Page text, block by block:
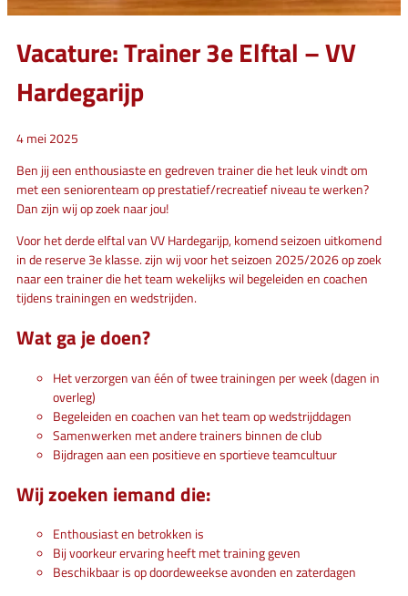
Vacature: Trainer 3e Elftal – VV
Hardegarijp
4 mei 2025
Ben jij een enthousiaste en gedreven trainer die het leuk vindt om
met een seniorenteam op prestatief/recreatief niveau te werken?
Dan zijn wij op zoek naar jou!
Voor het derde elftal van VV Hardegarijp, komend seizoen uitkomend
in de reserve 3e klasse. zijn wij voor het seizoen 2025/2026 op zoek
naar een trainer die het team wekelijks wil begeleiden en coachen
tijdens trainingen en wedstrijden.
Wat ga je doen?
Het verzorgen van één of twee trainingen per week (dagen in
overleg)
⁠Begeleiden en coachen van het team op wedstrijddagen
⁠Samenwerken met andere trainers binnen de club
⁠Bijdragen aan een positieve en sportieve teamcultuur
Wij zoeken iemand die:
Enthousiast en betrokken is
Bij voorkeur ervaring heeft met training geven
Beschikbaar is op doordeweekse avonden en zaterdagen